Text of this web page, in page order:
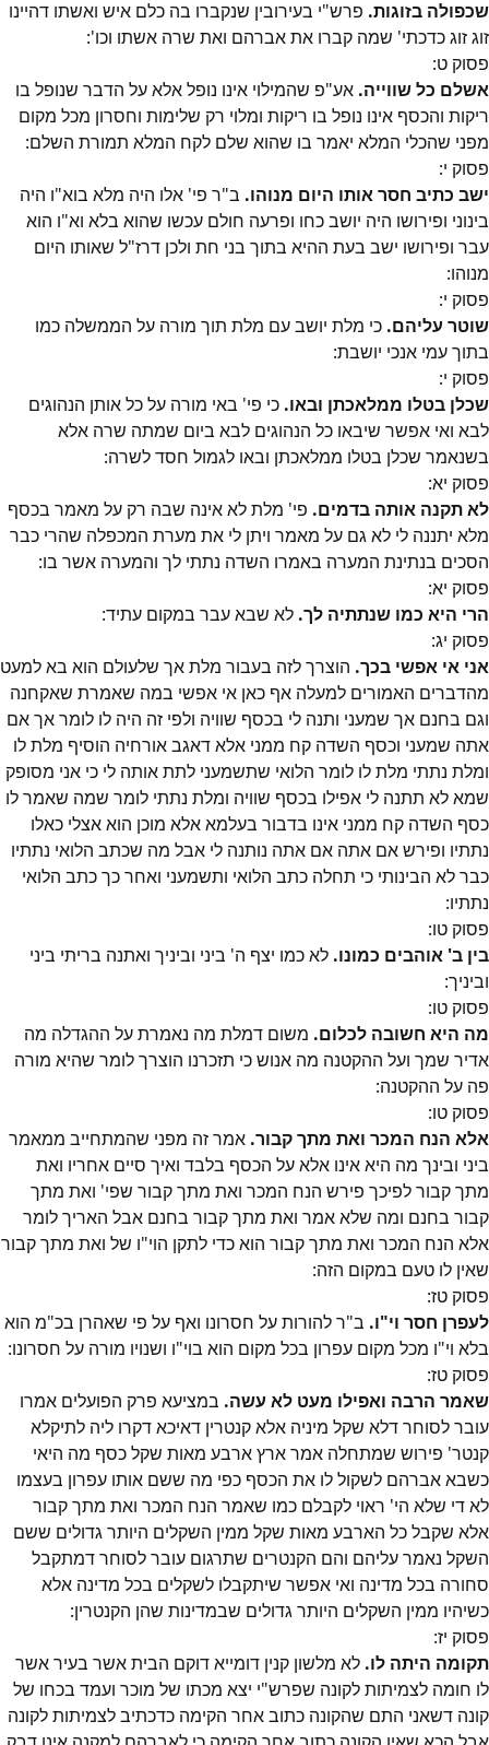
שכפולה בזוגות. פרש"י בעירובין שנקברו בה כלם איש ואשתו דהיינו
זוג זוג כדכתי' שמה קברו את אברהם ואת שרה אשתו וכו':
פסוק ט:
אשלם כל שווייה. אע"פ שהמילוי אינו נופל אלא על הדבר שנופל בו
ריקות והכסף אינו נופל בו ריקות ומלוי רק שלימות וחסרון מכל מקום
מפני שהכלי המלא יאמר בו שהוא שלם לקח המלא תמורת השלם:
פסוק י:
ישב כתיב חסר אותו היום מנוהו. ב"ר פי' אלו היה מלא בוא"ו היה
בינוני ופירושו היה יושב כחו ופרעה חולם עכשו שהוא בלא וא"ו הוא
עבר ופירושו ישב בעת ההיא בתוך בני חת ולכן דרז"ל שאותו היום
מנוהו:
פסוק י:
שוטר עליהם. כי מלת יושב עם מלת תוך מורה על הממשלה כמו
בתוך עמי אנכי יושבת:
פסוק י:
שכלן בטלו ממלאכתן ובאו. כי פי' באי מורה על כל אותן הנהוגים
לבא ואי אפשר שיבאו כל הנהוגים לבא ביום שמתה שרה אלא
בשנאמר שכלן בטלו ממלאכתן ובאו לגמול חסד לשרה:
פסוק יא:
לא תקנה אותה בדמים. פי' מלת לא אינה שבה רק על מאמר בכסף
מלא יתננה לי לא גם על מאמר ויתן לי את מערת המכפלה שהרי כבר
הסכים בנתינת המערה באמרו השדה נתתי לך והמערה אשר בו:
פסוק יא:
הרי היא כמו שנתתיה לך. לא שבא עבר במקום עתיד:
פסוק יג:
אני אי אפשי בכך. הוצרך לזה בעבור מלת אך שלעולם הוא בא למעט
מהדברים האמורים למעלה אף כאן אי אפשי במה שאמרת שאקחנה
וגם בחנם אך שמעני ותנה לי בכסף שוויה ולפי זה היה לו לומר אך אם
אתה שמעני וכסף השדה קח ממני אלא דאגב אורחיה הוסיף מלת לו
ומלת נתתי מלת לו לומר הלואי שתשמעני לתת אותה לי כי אני מסופק
שמא לא תתנה לי אפילו בכסף שוויה ומלת נתתי לומר שמה שאמר לו
כסף השדה קח ממני אינו בדבור בעלמא אלא מוכן הוא אצלי כאלו
נתתיו ופירש אם אתה אם אתה נותנה לי אבל מה שכתב הלואי נתתיו
כבר לא הבינותי כי תחלה כתב הלואי ותשמעני ואחר כך כתב הלואי
נתתיו:
פסוק טו:
בין ב' אוהבים כמונו. לא כמו יצף ה' ביני וביניך ואתנה בריתי ביני
וביניך:
פסוק טו:
מה היא חשובה לכלום. משום דמלת מה נאמרת על ההגדלה מה
אדיר שמך ועל ההקטנה מה אנוש כי תזכרנו הוצרך לומר שהיא מורה
פה על ההקטנה:
פסוק טו:
אלא הנח המכר ואת מתך קבור. אמר זה מפני שהמתחייב ממאמר
ביני ובינך מה היא אינו אלא על הכסף בלבד ואיך סיים אחריו ואת
מתך קבור לפיכך פירש הנח המכר ואת מתך קבור שפי' ואת מתך
קבור בחנם ומה שלא אמר ואת מתך קבור בחנם אבל האריך לומר
אלא הנח המכר ואת מתך קבור הוא כדי לתקן הוי"ו של ואת מתך קבור
שאין לו טעם במקום הזה:
פסוק טז:
לעפרן חסר וי"ו. ב"ר להורות על חסרונו ואף על פי שאהרן בכ"מ הוא
בלא וי"ו מכל מקום עפרון בכל מקום הוא בוי"ו ושנויו מורה על חסרונו:
פסוק טז:
שאמר הרבה ואפילו מעט לא עשה. במציעא פרק הפועלים אמרו
עובר לסוחר דלא שקל מיניה אלא קנטרין דאיכא דקרו ליה לתיקלא
קנטר' פירוש שמתחלה אמר ארץ ארבע מאות שקל כסף מה היאי
כשבא אברהם לשקול לו את הכסף כפי מה ששם אותו עפרון בעצמו
לא די שלא הי' ראוי לקבלם כמו שאמר הנח המכר ואת מתך קבור
אלא שקבל כל הארבע מאות שקל ממין השקלים היותר גדולים ששם
השקל נאמר עליהם והם הקנטרים שתרגום עובר לסוחר דמתקבל
סחורה בכל מדינה ואי אפשר שיתקבלו לשקלים בכל מדינה אלא
כשיהיו ממין השקלים היותר גדולים שבמדינות שהן הקנטרין:
פסוק יז:
תקומה היתה לו. לא מלשון קנין דומייא דוקם הבית אשר בעיר אשר
לו חומה לצמיתות לקונה שפרש"י יצא מכתו של מוכר ועמד בכחו של
קונה דשאני התם שהקונה כתוב אחר הקימה כדכתיב לצמיתות לקונה